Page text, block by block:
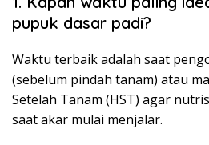
pupuk dasar padi?
Waktu terbaik adalah saat
(sebelum pindah tanam) atau
Setelah Tanam (HST) agar
saat akar mulai menjalar.